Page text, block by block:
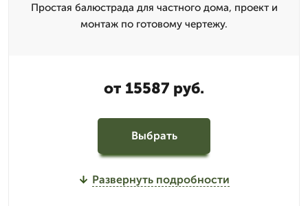
Простая балюстрада для частного дома, проект и
монтаж по готовому чертежу.
от 15587 руб.
Выбрать
Развернуть подробности